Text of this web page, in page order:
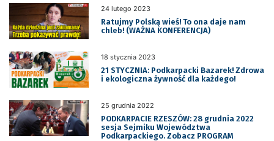
24 lutego 2023
Ratujmy Polską wieś! To ona daje nam
chleb! (WAŻNA KONFERENCJA)
18 stycznia 2023
21 STYCZNIA: Podkarpacki Bazarek! Zdrowa
i ekologiczna żywność dla każdego!
25 grudnia 2022
PODKARPACIE RZESZÓW: 28 grudnia 2022
sesja Sejmiku Województwa
Podkarpackiego. Zobacz PROGRAM